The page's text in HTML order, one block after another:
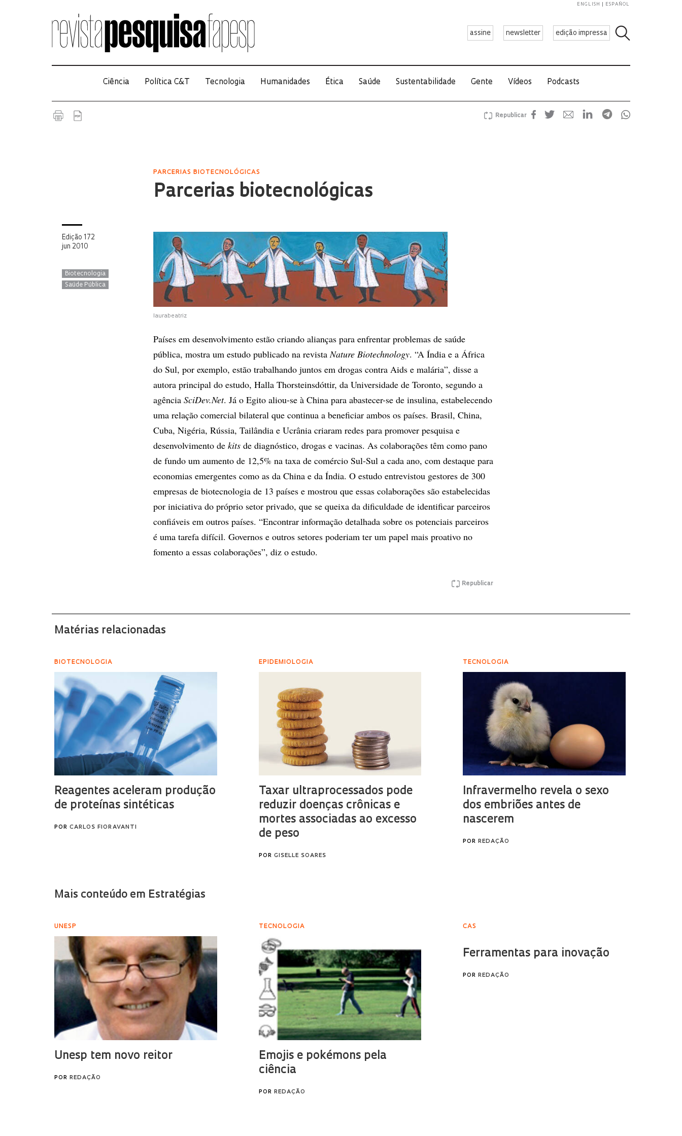
assine newsletter edição impressa
ENGLISH ESPAÑOL
Ciência Política C&T Tecnologia Humanidades Ética Saúde Sustentabilidade Gente Vídeos Podcasts
Republicar
PARCERIAS BIOTECNOLÓGICAS
Parcerias biotecnológicas
Edição 172
jun 2010
Biotecnologia
Saúde Pública
laurabeatriz
Países em desenvolvimento estão criando alianças para enfrentar problemas de saúde
pública, mostra um estudo publicado na revistaNature Biotechnology. “A Índia e a África
do Sul, por exemplo, estão trabalhando juntos em drogas contra Aids e malária”, disse a
autora principal do estudo, Halla Thorsteinsdóttir, da Universidade de Toronto, segundo a
agência SciDev.Net. Já o Egito aliou-se à China para abastecer-se de insulina, estabelecendo
uma relação comercial bilateral que continua a beneficiar ambos os países. Brasil, China,
Cuba, Nigéria, Rússia, Tailândia e Ucrânia criaram redes para promover pesquisa e
desenvolvimento de kits de diagnóstico, drogas e vacinas. As colaborações têm como pano
de fundo um aumento de 12,5% na taxa de comércio Sul-Sul a cada ano, com destaque para
economias emergentes como as da China e da Índia. O estudo entrevistou gestores de 300
empresas de biotecnologia de 13 países e mostrou que essas colaborações são estabelecidas
por iniciativa do próprio setor privado, que se queixa da dificuldade de identificar parceiros
confiáveis em outros países. “Encontrar informação detalhada sobre os potenciais parceiros
é uma tarefa difícil. Governos e outros setores poderiam ter um papel mais proativo no
fomento a essas colaborações”, diz o estudo.
Republicar